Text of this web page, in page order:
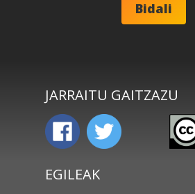
JARRAITU GAITZAZU
EGILEAK